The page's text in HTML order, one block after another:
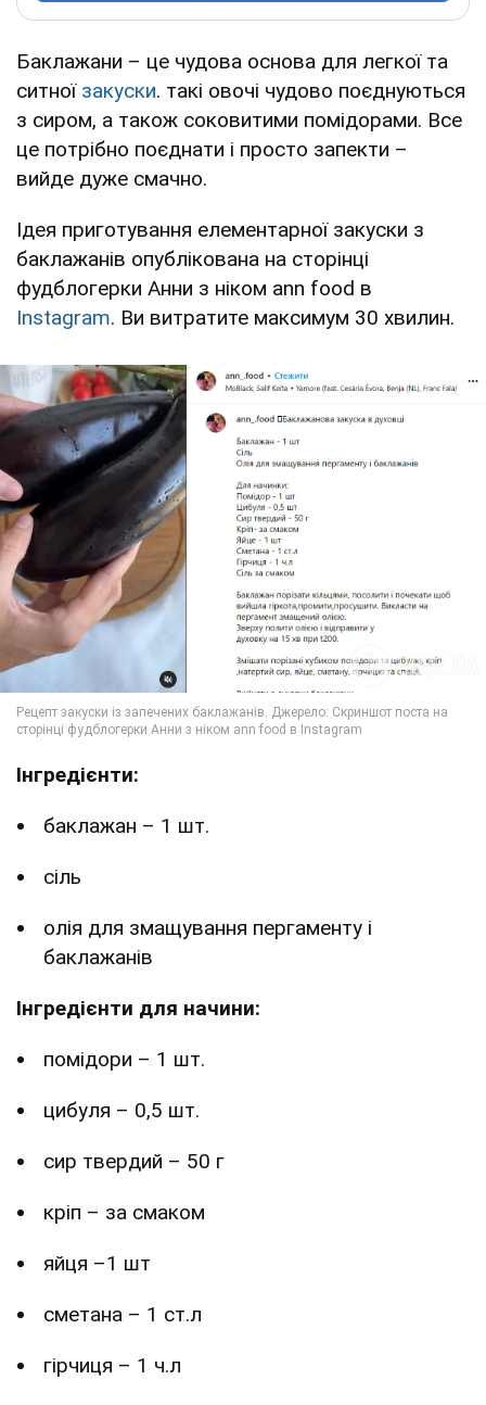
Баклажани – це чудова основа для легкої та
ситної закуски. такі овочі чудово поєднуються
з сиром, а також соковитими помідорами. Все
це потрібно поєднати і просто запекти –
вийде дуже смачно.
Ідея приготування елементарної закуски з
баклажанів опублікована на сторінці
фудблогерки Анни з ніком ann food в
Instagram. Ви витратите максимум 30 хвилин.
Інгредієнти:
баклажан – 1 шт.
сіль
олія для змащування пергаменту і
баклажанів
Інгредієнти для начини:
помідори – 1 шт.
цибуля – 0,5 шт.
сир твердий – 50 г
кріп – за смаком
яйця –1 шт
сметана – 1 ст.л
гірчиця – 1 ч.л